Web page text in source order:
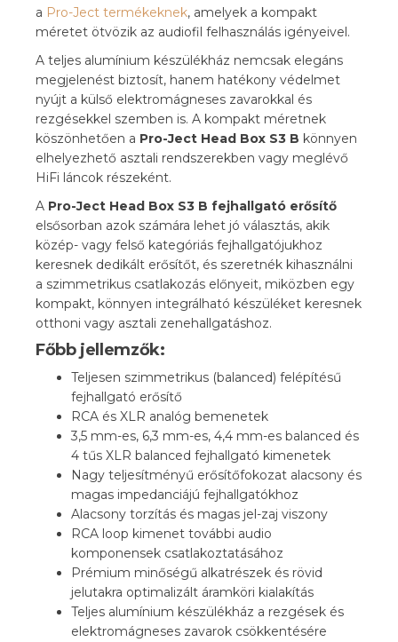
a Pro-Ject termékeknek, amelyek a kompakt
méretet ötvözik az audiofil felhasználás igényeivel.
A teljes alumínium készülékház nemcsak elegáns
megjelenést biztosít, hanem hatékony védelmet
nyújt a külső elektromágneses zavarokkal és
rezgésekkel szemben is. A kompakt méretnek
köszönhetően a Pro-Ject Head Box S3 B könnyen
elhelyezhető asztali rendszerekben vagy meglévő
HiFi láncok részeként.
A Pro-Ject Head Box S3 B fejhallgató erősítő
elsősorban azok számára lehet jó választás, akik
közép- vagy felső kategóriás fejhallgatójukhoz
keresnek dedikált erősítőt, és szeretnék kihasználni
a szimmetrikus csatlakozás előnyeit, miközben egy
kompakt, könnyen integrálható készüléket keresnek
otthoni vagy asztali zenehallgatáshoz.
Főbb jellemzők:
Teljesen szimmetrikus (balanced) felépítésű
fejhallgató erősítő
RCA és XLR analóg bemenetek
3,5 mm-es, 6,3 mm-es, 4,4 mm-es balanced és
4 tűs XLR balanced fejhallgató kimenetek
Nagy teljesítményű erősítőfokozat alacsony és
magas impedanciájú fejhallgatókhoz
Alacsony torzítás és magas jel-zaj viszony
RCA loop kimenet további audio
komponensek csatlakoztatásához
Prémium minőségű alkatrészek és rövid
jelutakra optimalizált áramköri kialakítás
Teljes alumínium készülékház a rezgések és
elektromágneses zavarok csökkentésére